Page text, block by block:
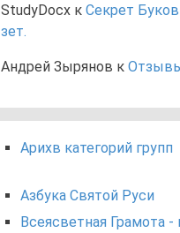
StudyDocx к Секрет
зет.
Андрей Зырянов к
Арихв категорий групп
Азбука Святой Руси
Всеясветная Грамота